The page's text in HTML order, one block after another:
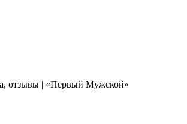
отзывы | «Первый Мужской»